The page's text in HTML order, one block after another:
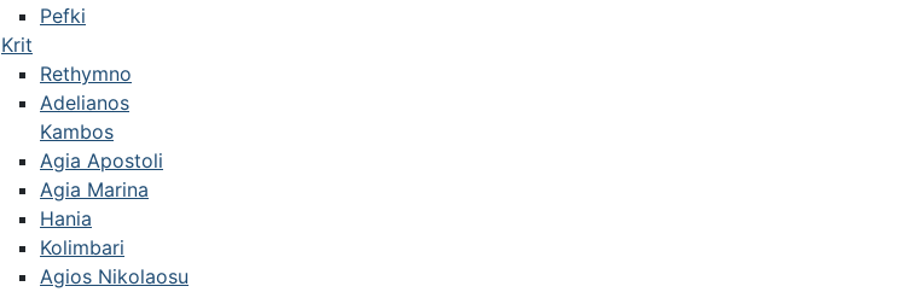
Pefki
Krit
Rethymno
Adelianos
Kambos
Agia Apostoli
Agia Marina
Hania
Kolimbari
Agios Nikolaosu